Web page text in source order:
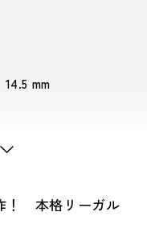
mm
！ 本格リーガル